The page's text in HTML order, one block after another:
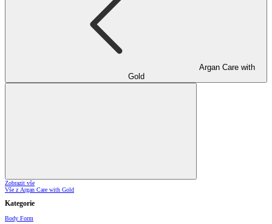
Argan Care with
Gold
Zobrazit vše
Vše z Argan Care with Gold
Kategorie
Body Form